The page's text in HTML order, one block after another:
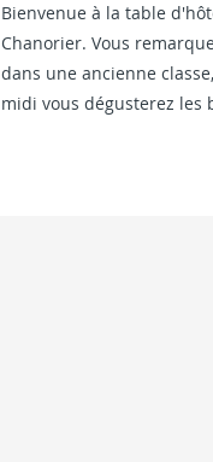
Bienvenue à la table
Chanorier. Vous
dans une ancienne
midi vous dégusterez les